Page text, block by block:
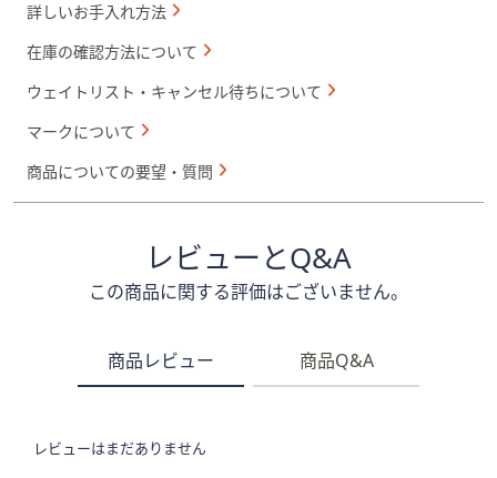
詳しいお手入れ方法
在庫の確認方法について
ウェイトリスト・キャンセル待ちについて
マークについて
商品についての要望・質問
レビューとQ&A
この商品に関する評価はございません。
商品レビュー 商品Q&A
レビューはまだありません